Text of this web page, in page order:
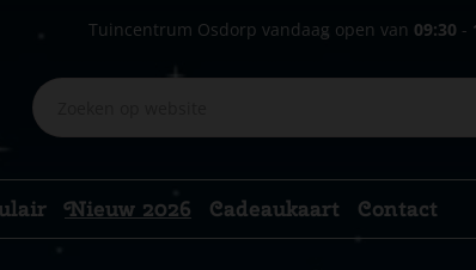
Tuincentrum Osdorp vandaag open van 09:30 -
Nieuw 2026 Cadeaukaart Contact